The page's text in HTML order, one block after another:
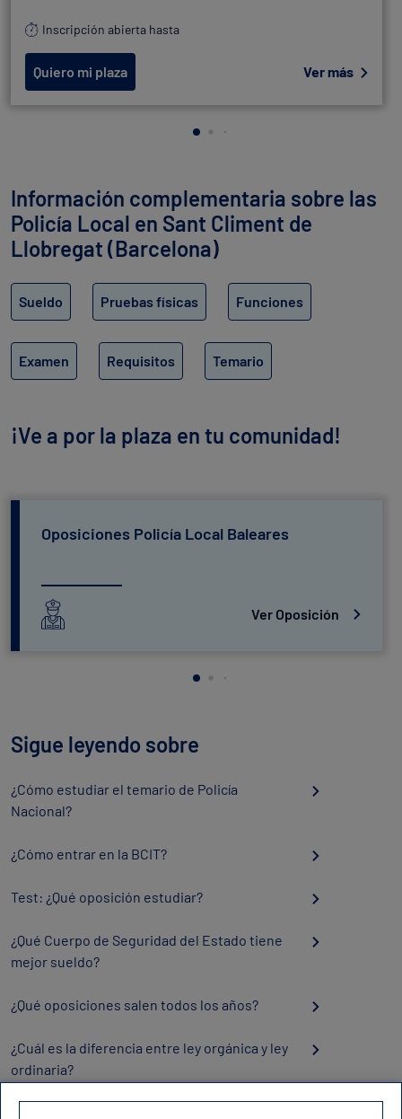
Inscripción abierta hasta
Quiero mi plaza Ver más
Información complementaria sobre las
Policía Local en Sant Climent de
Llobregat (Barcelona)
Sueldo Pruebas físicas Funciones
Examen Requisitos Temario
¡Ve a por la plaza en tu comunidad!
Oposiciones Policía Local Baleares
Ver Oposición
Sigue leyendo sobre
¿Cómo estudiar el temario de Policía
Nacional?
¿Cómo entrar en la BCIT?
Test: ¿Qué oposición estudiar?
¿Qué Cuerpo de Seguridad del Estado tiene
mejor sueldo?
¿Qué oposiciones salen todos los años?
¿Cuál es la diferencia entre ley orgánica y ley
ordinaria?